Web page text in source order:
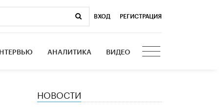
ВХОД РЕГИСТРАЦИЯ
АНАЛИТИКА ВИДЕО
НОВОСТИ